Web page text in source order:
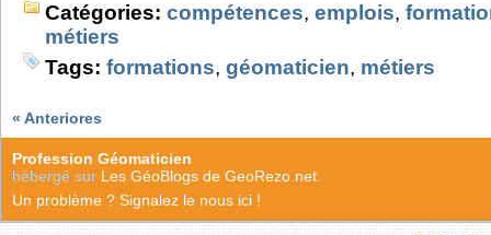
Catégories: compétences, emplois,
métiers
Tags: formations, géomaticien, métiers
« Anteriores
Profession Géomaticien
hébergé sur Les GéoBlogs de GeoRezo.net
Un problème ? Signalez le nous ici !